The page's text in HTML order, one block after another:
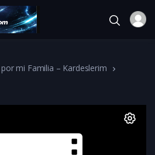
mi Familia – Kardeslerim